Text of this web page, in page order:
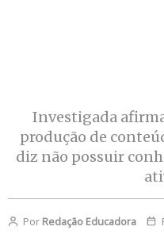
Investigada
produção de
diz não possuir
Por Redação Educadora